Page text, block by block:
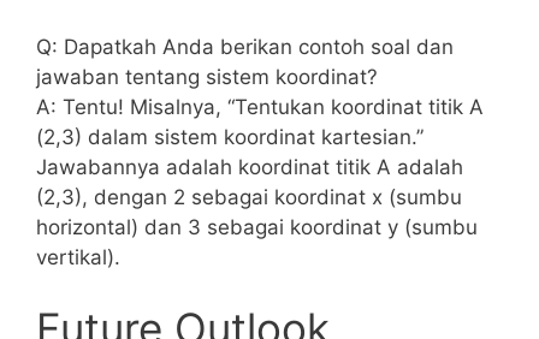
Q: Dapatkah ‍Anda berikan contoh ‌soal dan
jawaban​ tentang sistem koordinat?
A: Tentu! Misalnya, “Tentukan koordinat titik ⁤A‍
(2,3) dalam sistem koordinat kartesian.”​
Jawabannya adalah ⁤koordinat titik⁤ A adalah ​
(2,3), dengan 2 sebagai koordinat x (sumbu
horizontal) dan ‌3 sebagai koordinat y⁤ (sumbu
vertikal).
Future Outlook